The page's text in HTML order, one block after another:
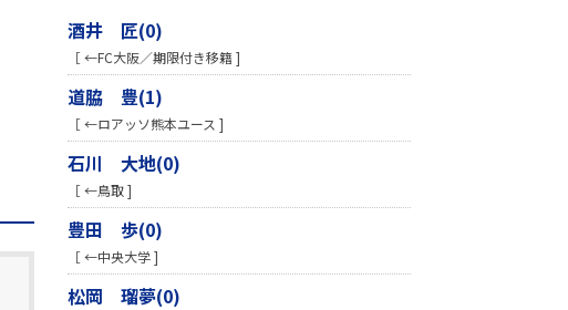
酒井 匠(0)
［ ←FC大阪／期限付き移籍 ]
道脇 豊(1)
［ ←ロアッソ熊本ユース ]
石川 大地(0)
［ ←鳥取 ]
豊田 歩(0)
［ ←中央大学 ]
松岡 瑠夢(0)